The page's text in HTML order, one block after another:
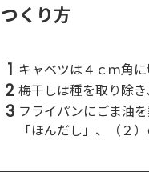
つくり方
1 キャベツは４ｃｍ角に
2 梅干しは種を取り除き
3 フライパンにごま油
「ほんだし」、（２